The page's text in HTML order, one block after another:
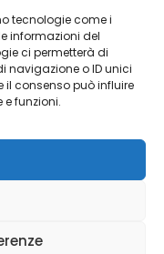
tecnologie come i
informazioni del
ci permetterà di
navigazione o ID unici
il consenso può influire
funzioni.